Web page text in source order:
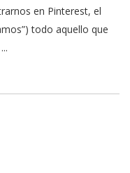
en Pinterest, el
todo aquello que